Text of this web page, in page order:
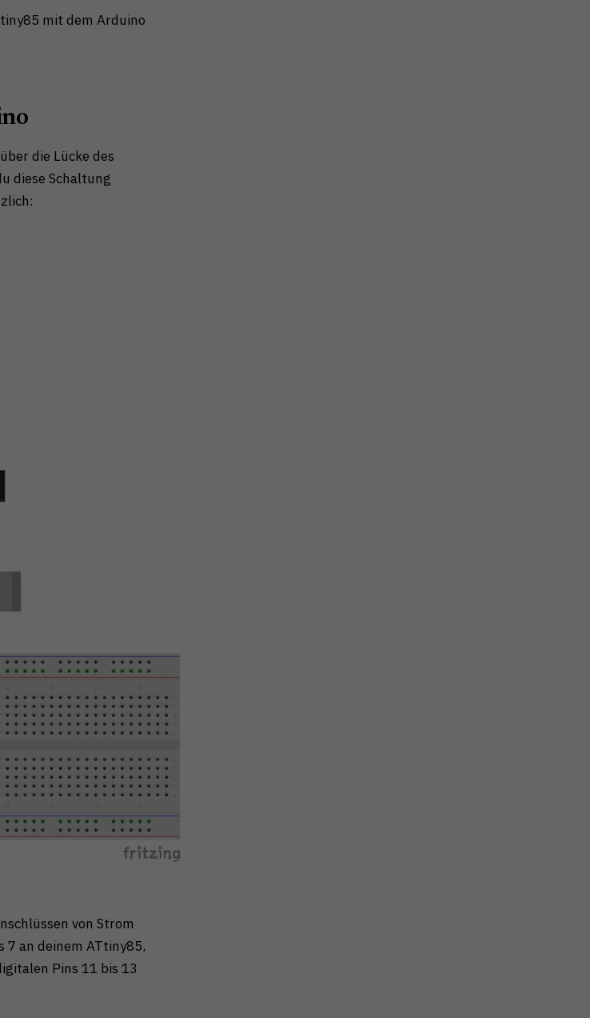
mit dem Arduino
die Lücke des
diese Schaltung
von Strom
7 an deinem ATtiny85,
Pins 11 bis 13